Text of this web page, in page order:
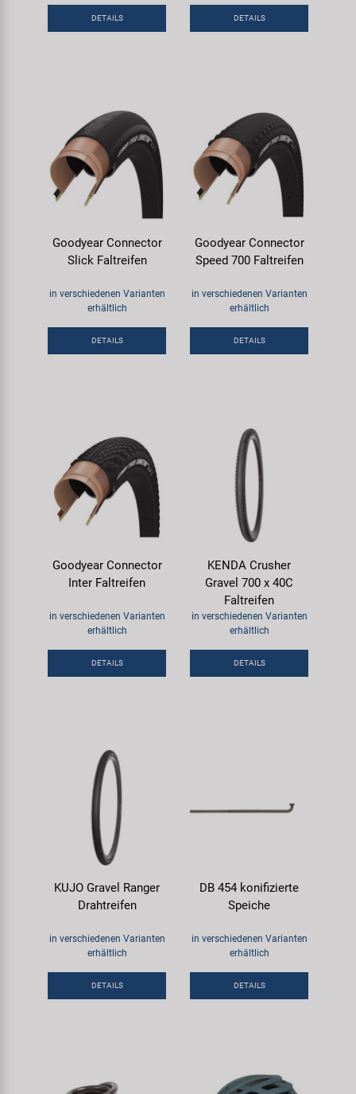
DETAILS DETAILS
Goodyear Connector
Slick Faltreifen
in verschiedenen Varianten
erhältlich
DETAILS
Goodyear Connector
Speed 700 Faltreifen
in verschiedenen Varianten
erhältlich
DETAILS
Goodyear Connector
Inter Faltreifen
in verschiedenen Varianten
erhältlich
DETAILS
KENDA Crusher
Gravel 700 x 40C
Faltreifen
in verschiedenen Varianten
erhältlich
DETAILS
KUJO Gravel Ranger
Drahtreifen
in verschiedenen Varianten
erhältlich
DETAILS
DB 454 konifizierte
Speiche
in verschiedenen Varianten
erhältlich
DETAILS